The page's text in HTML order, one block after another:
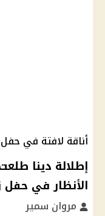
أناقة لافتة في
إطلالة دينا
الأنظار في
مروان سمير